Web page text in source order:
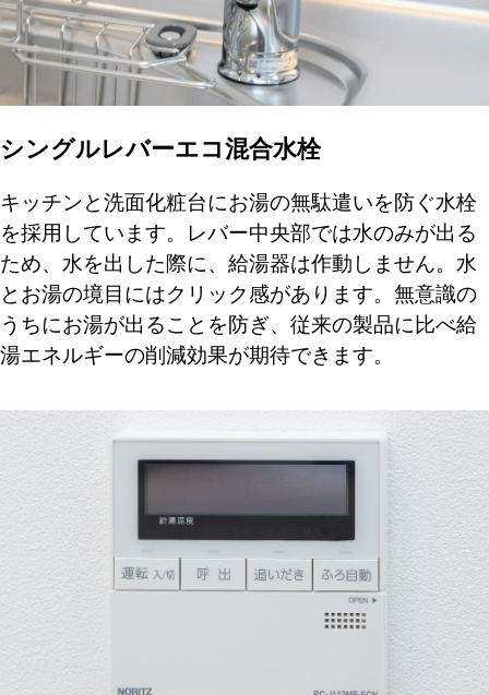
シングルレバーエコ混合水栓
キッチンと洗面化粧台にお湯の無駄遣いを防ぐ水栓
を採用しています。レバー中央部では水のみが出る
ため、水を出した際に、給湯器は作動しません。水
とお湯の境目にはクリック感があります。無意識の
うちにお湯が出ることを防ぎ、従来の製品に比べ給
湯エネルギーの削減効果が期待できます。